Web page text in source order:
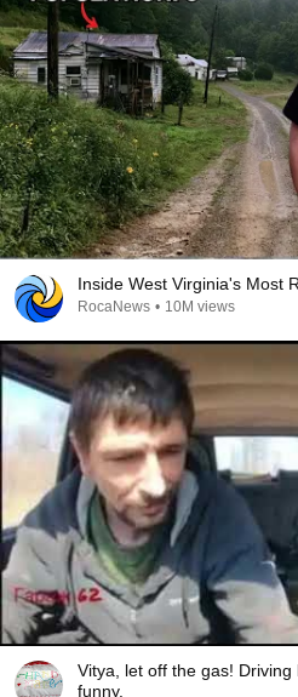
Inside West Virginia's Most
RocaNews • 10M views
Vitya, let off the gas!
funny.